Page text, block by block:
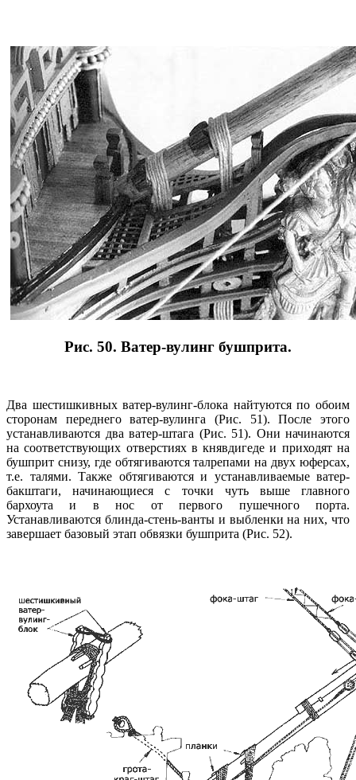
Рис. 50. Ватер-вулинг бушприта.
Два шестишкивных ватер-вулинг-блока найтуются по обоим
сторонам переднего ватер-вулинга (Рис. 51). После этого
устанавливаются два ватер-штага (Рис. 51). Они начинаются
на соответствующих отверстиях в княвдигеде и приходят на
бушприт снизу, где обтягиваются талрепами на двух юферсах,
т.е. талями. Также обтягиваются и устанавливаемые ватер-
бакштаги, начинающиеся с точки чуть выше главного
бархоута и в нос от первого пушечного порта.
Устанавливаются блинда-стень-ванты и выбленки на них, что
завершает базовый этап обвязки бушприта (Рис. 52).